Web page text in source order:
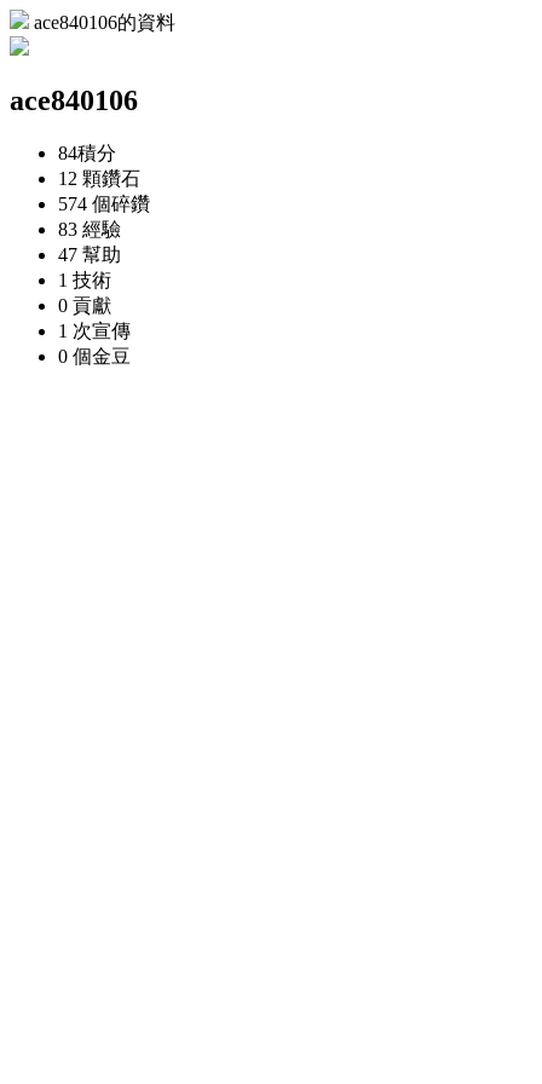
ace840106的資料
ace840106
84積分
12 顆鑽石
574 個碎鑽
83 經驗
47 幫助
1 技術
0 貢獻
1 次宣傳
0 個金豆